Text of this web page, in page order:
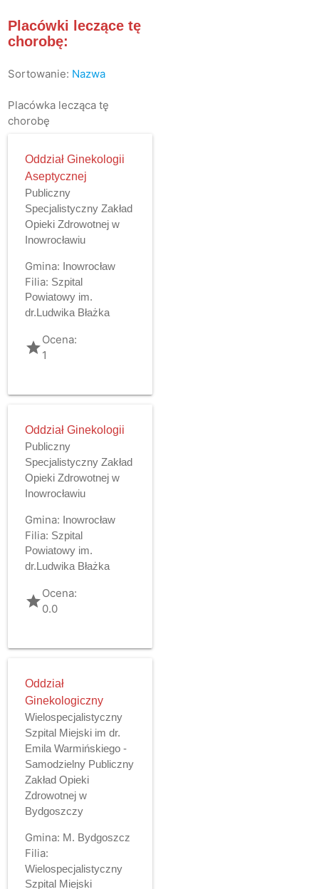
Placówki leczące tę
chorobę:
Sortowanie: Nazwa
Placówka lecząca tę
chorobę
Oddział Ginekologii
Aseptycznej
Publiczny
Specjalistyczny Zakład
Opieki Zdrowotnej w
Inowrocławiu
Gmina: Inowrocław
Filia: Szpital
Powiatowy im.
dr.Ludwika Błażka
gradeOcena:
1
Oddział Ginekologii
Publiczny
Specjalistyczny Zakład
Opieki Zdrowotnej w
Inowrocławiu
Gmina: Inowrocław
Filia: Szpital
Powiatowy im.
dr.Ludwika Błażka
gradeOcena:
0.0
Oddział
Ginekologiczny
Wielospecjalistyczny
Szpital Miejski im dr.
Emila Warmińskiego -
Samodzielny Publiczny
Zakład Opieki
Zdrowotnej w
Bydgoszczy
Gmina: M. Bydgoszcz
Filia:
Wielospecjalistyczny
Szpital Miejski